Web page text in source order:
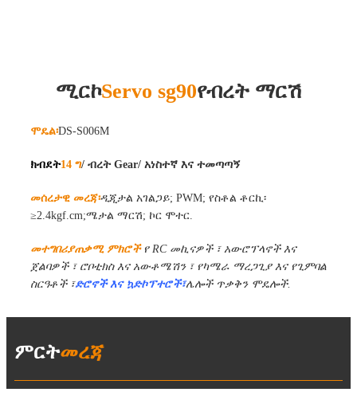
ሚርኮServo sg90የብረት ማርሽ
ሞዴል፡DS-S006M
ክብደት14 ግ/ ብረት Gear/ አነስተኛ እና ተመጣጣኝ
መሰረታዊ መረጃ፡ዲጂታል አገልጋይ; PWM; የስቶል ቶርኪ፡
≥2.4kgf.cm;ሜታል ማርሽ; ኮር ሞተር.
መተግበሪያጠቃሚ ምክሮች የ RC መኪናዎች ፣ አውሮፕላኖች እና
ጀልባዎች ፣ ሮቦቲክስ እና አውቶሜሽን ፣ የካሜራ ማረጋጊያ እና የጊምባል
ስርዓቶች ፣ድሮኖች እና ኳድኮፕተሮች፣ሌሎች ጥቃቅን ሞዴሎች.
ምርትመረጃ